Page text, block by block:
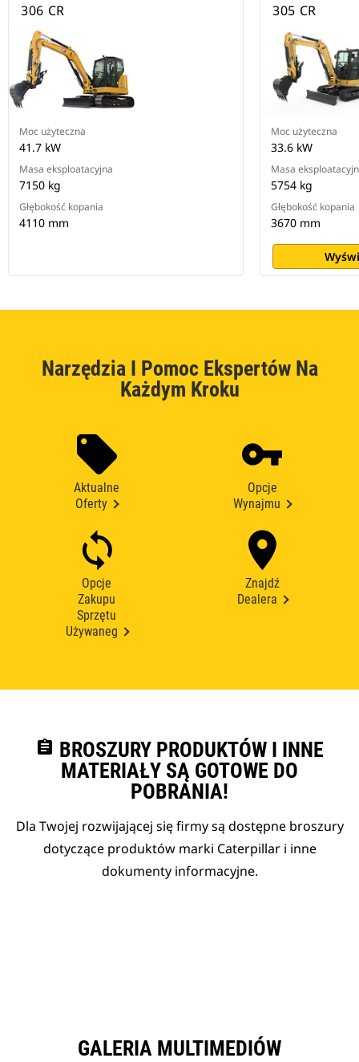
306 CR
Moc użyteczna
41.7 kW
Masa eksploatacyjna
7150 kg
Głębokość kopania
4110 mm
305 CR
Moc użyteczna
33.6 kW
Masa
5754 kg
Głębokość kopania
3670 mm
Narzędzia I Pomoc Ekspertów Na
Każdym Kroku
Aktualne
Oferty
Opcje
Wynajmu
Opcje
Zakupu
Sprzętu
Używaneg
Znajdź
Dealera
assignment BROSZURY PRODUKTÓW I INNE
MATERIAŁY SĄ GOTOWE DO
POBRANIA!
Dla Twojej rozwijającej się firmy są dostępne broszury
dotyczące produktów marki Caterpillar i inne
dokumenty informacyjne.
GALERIA MULTIMEDIÓW